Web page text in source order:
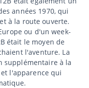
années 1970, qui
à la route ouverte.
ou d'un week-
était le moyen de
l'aventure. La
supplémentaire à la
l'apparence qui